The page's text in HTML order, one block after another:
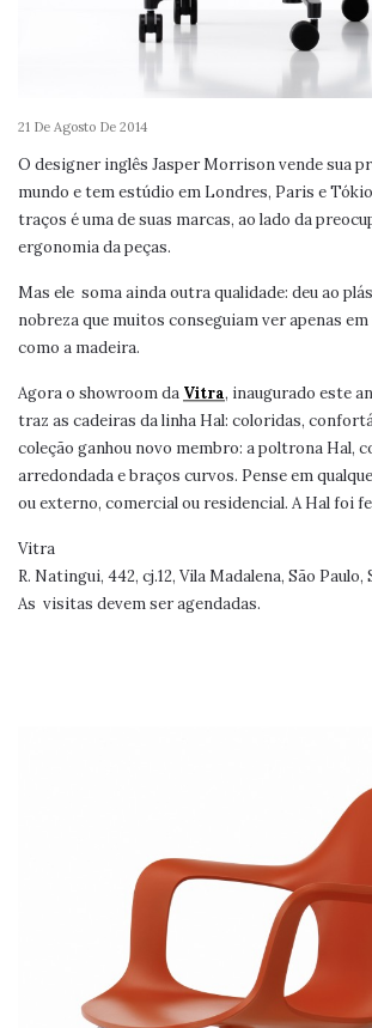
21 De Agosto De 2014
O designer inglês Jasper Morrison vende sua
mundo e tem estúdio em Londres, Paris e
traços é uma de suas marcas, ao lado da
ergonomia da peças.
Mas ele soma ainda outra qualidade: deu ao
nobreza que muitos conseguiam ver apenas
como a madeira.
Agora o showroom da Vitra, inaugurado este
traz as cadeiras da linha Hal: coloridas,
coleção ganhou novo membro: a poltrona Hal,
arredondada e braços curvos. Pense em
ou externo, comercial ou residencial. A Hal foi
Vitra
R. Natingui, 442, cj.12, Vila Madalena, São Paulo,
As visitas devem ser agendadas.